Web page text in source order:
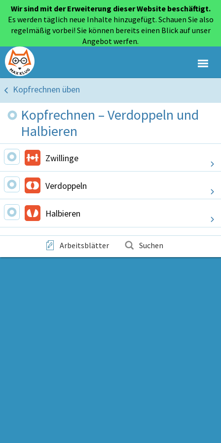
Wir sind mit der Erweiterung dieser Website beschäftigt.
Es werden täglich neue Inhalte hinzugefügt. Schauen Sie also
regelmäßig vorbei! Sie können bereits einen Blick auf unser
Angebot werfen.
Kopfrechnen üben
Kopfrechnen – Verdoppeln und
Halbieren
Zwillinge
Verdoppeln
Halbieren
Arbeitsblätter Suchen